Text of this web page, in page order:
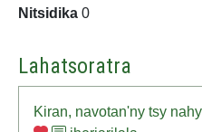
Nitsidika 0
Lahatsoratra
Kiran, navotan'ny tsy nahy